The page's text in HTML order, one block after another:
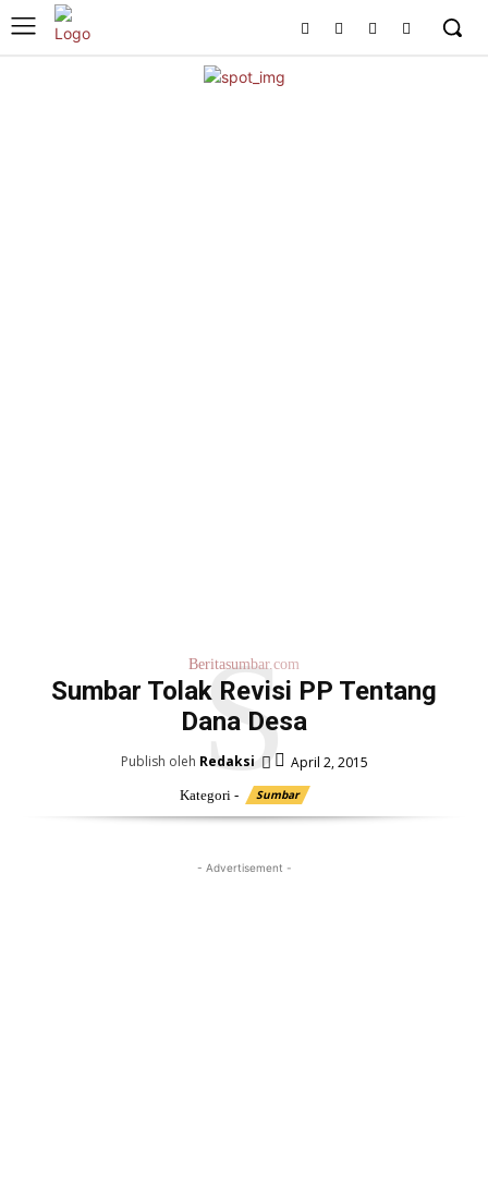
Beritasumbar.com
Sumbar Tolak Revisi PP Tentang
Dana Desa
S
Publish oleh Redaksi April 2, 2015
Kategori - Sumbar
- Advertisement -